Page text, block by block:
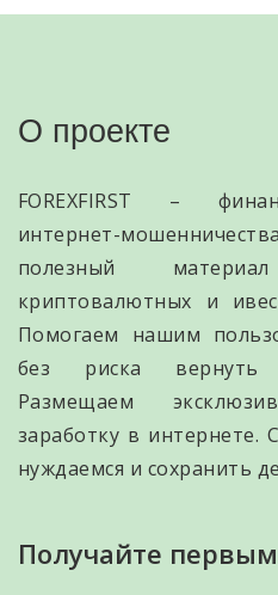
О проекте
FOREXFIRST –
интернет-
полезный
криптовалютных и
Помогаем нашим
без риска вернуть
Размещаем
заработку в интернете.
нуждаемся и сохранить
Получайте